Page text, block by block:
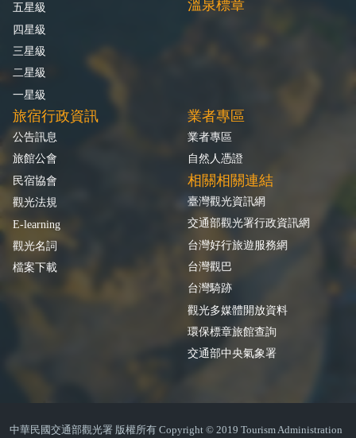
五星級
四星級
三星級
二星級
一星級
溫泉標章
旅宿行政資訊
公告訊息
旅館公會
民宿協會
觀光法規
E-learning
觀光名詞
檔案下載
業者專區
業者專區
自然人憑證
相關相關連結
臺灣觀光資訊網
交通部觀光署行政資訊網
台灣好行旅遊服務網
台灣觀巴
台灣騎跡
觀光多媒體開放資料
環保標章旅館查詢
交通部中央氣象署
中華民國交通部觀光署 版權所有 Copyright © 2019 Tourism Administration